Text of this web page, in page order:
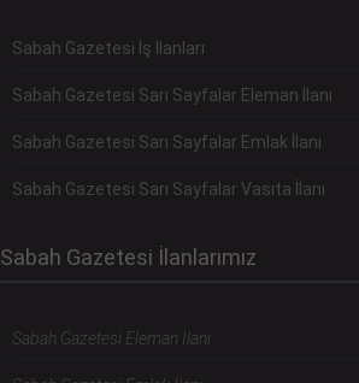
Sabah Gazetesi İş İlanları
Sabah Gazetesi Sarı Sayfalar Eleman İlanı
Sabah Gazetesi Sarı Sayfalar Emlak İlanı
Sabah Gazetesi Sarı Sayfalar Vasıta İlanı
Sabah Gazetesi İlanlarımız
Sabah Gazetesi Eleman İlanı